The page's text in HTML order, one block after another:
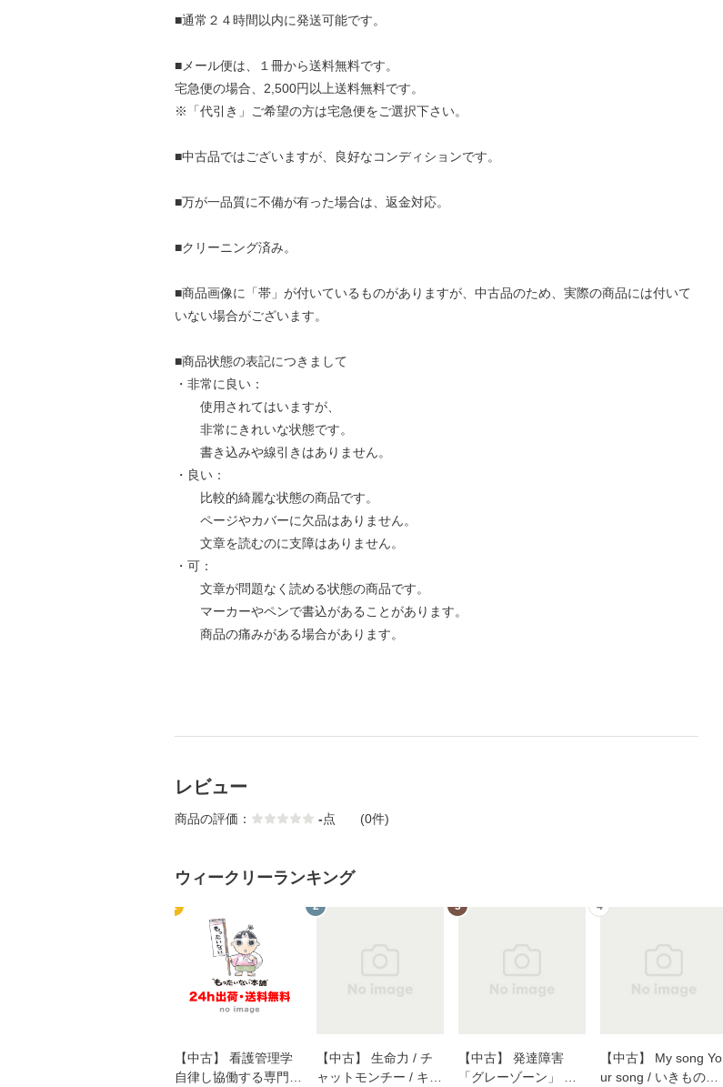
■通常２４時間以内に発送可能です。
■メール便は、１冊から送料無料です。
宅急便の場合、2,500円以上送料無料です。
※「代引き」ご希望の方は宅急便をご選択下さい。
■中古品ではございますが、良好なコンディションです。
■万が一品質に不備が有った場合は、返金対応。
■クリーニング済み。
■商品画像に「帯」が付いているものがありますが、中古品のため、実際の商品には付いて
いない場合がございます。
■商品状態の表記につきまして
・非常に良い：
使用されてはいますが、
非常にきれいな状態です。
書き込みや線引きはありません。
・良い：
比較的綺麗な状態の商品です。
ページやカバーに欠品はありません。
文章を読むのに支障はありません。
・可：
文章が問題なく読める状態の商品です。
マーカーやペンで書込があることがあります。
商品の痛みがある場合があります。
レビュー
商品の評価： -点 (0件)
ウィークリーランキング
1
【中古】 看護管理学
自律し協働する専門職
2
【中古】 生命力 / チ
ャットモンチー / キュ
3
【中古】 発達障害
「グレーゾーン」 そ
4
【中古】 My song Yo
ur song / いきものが